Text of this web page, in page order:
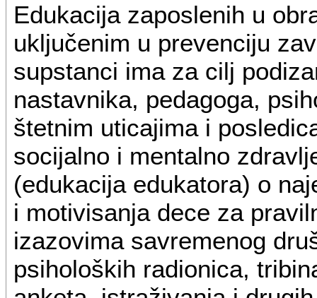
Edukacija zaposlenih u
uključenim u prevenciju
supstanci ima za cilj
nastavnika, pedagoga,
štetnim uticajima i
socijalno i mentalno
(edukacija edukatora) o
i motivisanja dece za
izazovima savremenog
psiholoških radionica,